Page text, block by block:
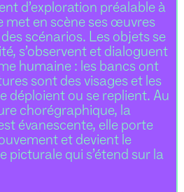
d’exploration préalable à
met en scène ses œuvres
scénarios. Les objets se
s’observent et dialoguent
humaine : les bancs ont
sont des visages et les
déploient ou se replient. Au
chorégraphique, la
évanescente, elle porte
et devient le
picturale qui s’étend sur la